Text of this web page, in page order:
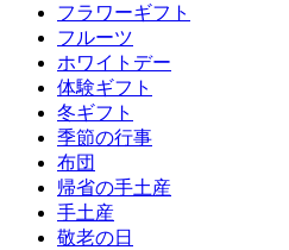
フラワーギフト
フルーツ
ホワイトデー
体験ギフト
冬ギフト
季節の行事
布団
帰省の手土産
手土産
敬老の日